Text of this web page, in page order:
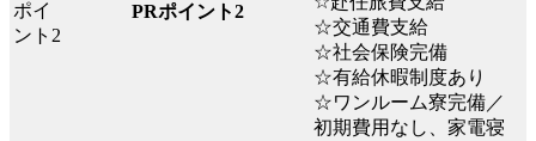
PRポイント2
☆交通費支給
☆社会保険完備
☆有給休暇制度あり
☆ワンルーム寮完備／
初期費用なし、家電寝